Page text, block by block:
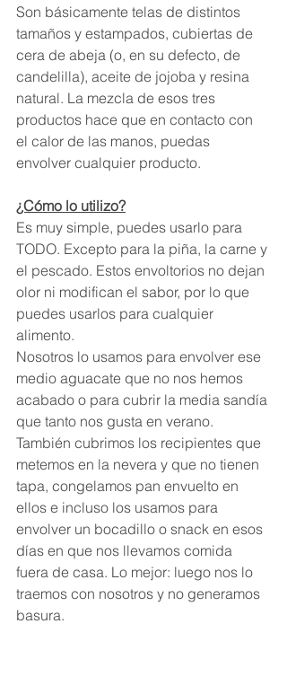
Son básicamente telas de distintos
tamaños y estampados, cubiertas de
cera de abeja (o, en su defecto, de
candelilla), aceite de jojoba y resina
natural. La mezcla de esos tres
productos hace que en contacto con
el calor de las manos, puedas
envolver cualquier producto.
¿Cómo lo utilizo?
Es muy simple, puedes usarlo para
TODO. Excepto para la piña, la carne y
el pescado. Estos envoltorios no dejan
olor ni modifican el sabor, por lo que
puedes usarlos para cualquier
alimento.
Nosotros lo usamos para envolver ese
medio aguacate que no nos hemos
acabado o para cubrir la media sandía
que tanto nos gusta en verano.
También cubrimos los recipientes que
metemos en la nevera y que no tienen
tapa, congelamos pan envuelto en
ellos e incluso los usamos para
envolver un bocadillo o snack en esos
días en que nos llevamos comida
fuera de casa. Lo mejor: luego nos lo
traemos con nosotros y no generamos
basura.